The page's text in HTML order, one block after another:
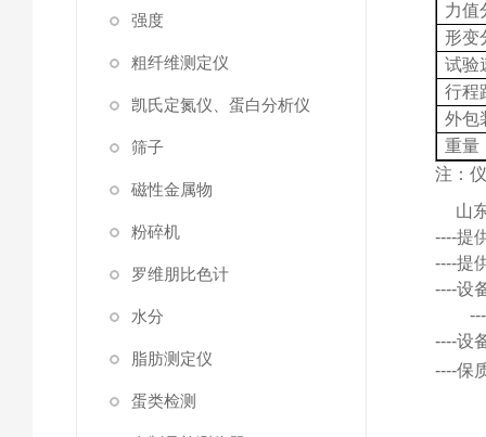
强度
粗纤维测定仪
凯氏定氮仪、蛋白分析仪
筛子
磁性金属物
粉碎机
罗维朋比色计
水分
脂肪测定仪
蛋类检测
力值
形变
试验
行程
外包
重量
注：
山
----提
----提
----设
----设
----保